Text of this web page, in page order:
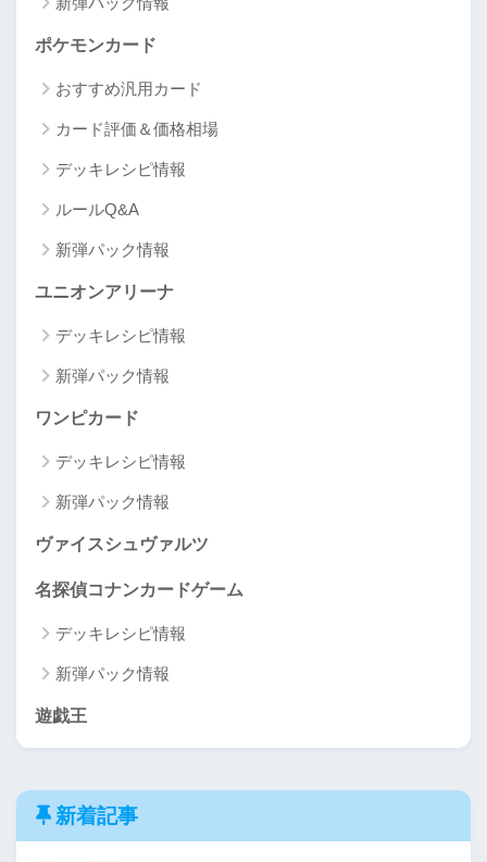
ポケモンカード
おすすめ汎用カード
カード評価＆価格相場
デッキレシピ情報
ルールQ&A
新弾パック情報
ユニオンアリーナ
デッキレシピ情報
新弾パック情報
ワンピカード
デッキレシピ情報
新弾パック情報
ヴァイスシュヴァルツ
名探偵コナンカードゲーム
デッキレシピ情報
新弾パック情報
遊戯王
新着記事